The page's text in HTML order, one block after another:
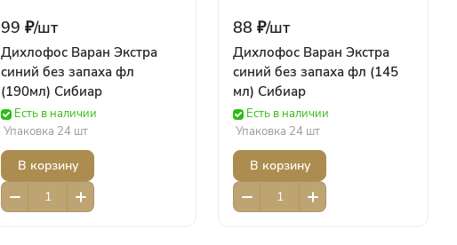
99 ₽/шт
Дихлофос Варан Экстра
синий без запаха фл
(190мл) Сибиар
Есть в наличии
Упаковка 24 шт
В корзину
88 ₽/шт
Дихлофос Варан Экстра
синий без запаха фл (145
мл) Сибиар
Есть в наличии
Упаковка 24 шт
В корзину